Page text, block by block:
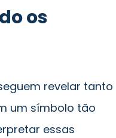
os
revelar tanto
um símbolo tão
essas